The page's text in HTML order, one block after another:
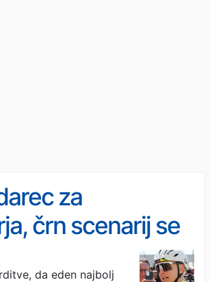
za
črn scenarij se
da eden najbolj